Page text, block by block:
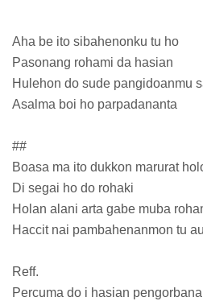
Aha be ito sibahenonku tu ho
Pasonang rohami da hasian
Hulehon do sude pangidoanmu
Asalma boi ho parpadananta
##
Boasa ma ito dukkon marurat
Di segai ho do rohaki
Holan alani arta gabe muba
Haccit nai pambahenanmon tu au
Reff.
Percuma do i hasian